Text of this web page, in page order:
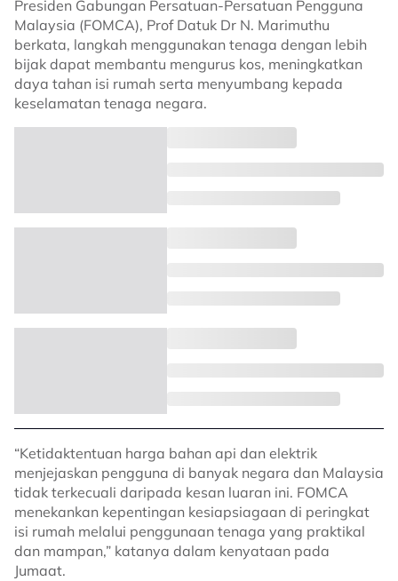
Presiden Gabungan Persatuan-Persatuan Pengguna
Malaysia (FOMCA), Prof Datuk Dr N. Marimuthu
berkata, langkah menggunakan tenaga dengan lebih
bijak dapat membantu mengurus kos, meningkatkan
daya tahan isi rumah serta menyumbang kepada
keselamatan tenaga negara.
“Ketidaktentuan harga bahan api dan elektrik
menjejaskan pengguna di banyak negara dan Malaysia
tidak terkecuali daripada kesan luaran ini. FOMCA
menekankan kepentingan kesiapsiagaan di peringkat
isi rumah melalui penggunaan tenaga yang praktikal
dan mampan,” katanya dalam kenyataan pada
Jumaat.